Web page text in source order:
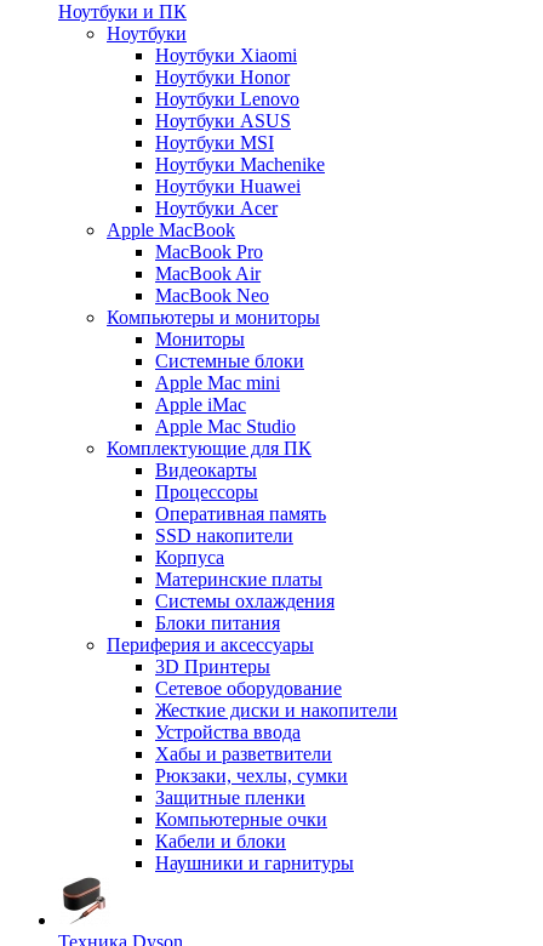
Ноутбуки и ПК
Ноутбуки
Ноутбуки Xiaomi
Ноутбуки Honor
Ноутбуки Lenovo
Ноутбуки ASUS
Ноутбуки MSI
Ноутбуки Machenike
Ноутбуки Huawei
Ноутбуки Acer
Apple MacBook
MacBook Pro
MacBook Air
MacBook Neo
Компьютеры и мониторы
Мониторы
Системные блоки
Apple Mac mini
Apple iMac
Apple Mac Studio
Комплектующие для ПК
Видеокарты
Процессоры
Оперативная память
SSD накопители
Корпуса
Материнские платы
Системы охлаждения
Блоки питания
Периферия и аксессуары
3D Принтеры
Сетевое оборудование
Жесткие диски и накопители
Устройства ввода
Хабы и разветвители
Рюкзаки, чехлы, сумки
Защитные пленки
Компьютерные очки
Кабели и блоки
Наушники и гарнитуры
Техника Dyson